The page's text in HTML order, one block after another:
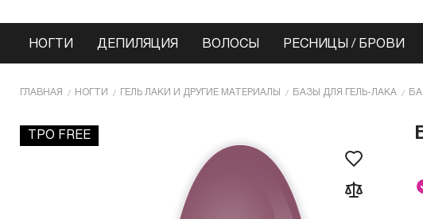
НОГТИ ДЕПИЛЯЦИЯ ВОЛОСЫ РЕСНИЦЫ / БРОВИ
ГЛАВНАЯ НОГТИ ГЕЛЬ ЛАКИ И ДРУГИЕ МАТЕРИАЛЫ БАЗЫ ДЛЯ ГЕЛЬ-ЛАКА
TPO FREE